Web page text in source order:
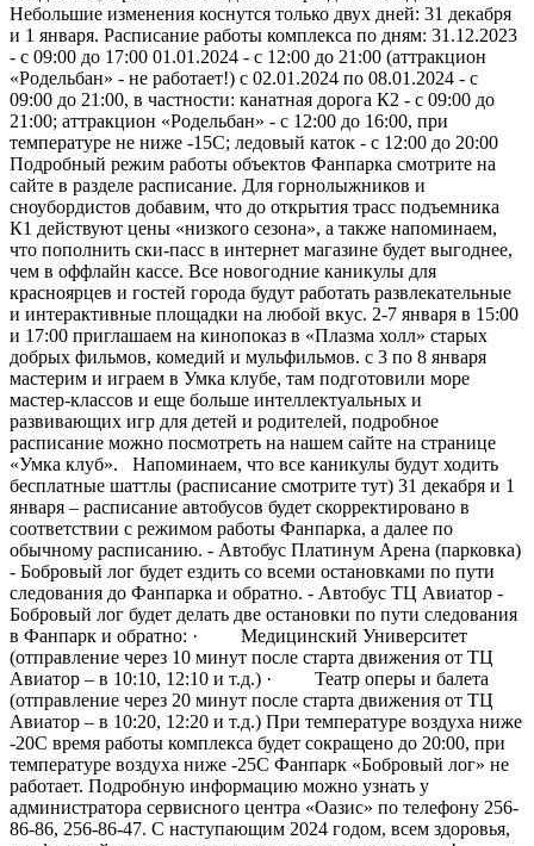
Небольшие изменения коснутся только двух дней: 31 декабря
и 1 января. Расписание работы комплекса по дням: 31.12.2023
- с 09:00 до 17:00 01.01.2024 - с 12:00 до 21:00 (аттракцион
«Родельбан» - не работает!) с 02.01.2024 по 08.01.2024 - с
09:00 до 21:00, в частности: канатная дорога К2 - с 09:00 до
21:00; аттракцион «Родельбан» - с 12:00 до 16:00, при
температуре не ниже -15С; ледовый каток - с 12:00 до 20:00
Подробный режим работы объектов Фанпарка смотрите на
сайте в разделе расписание. Для горнолыжников и
сноубордистов добавим, что до открытия трасс подъемника
К1 действуют цены «низкого сезона», а также напоминаем,
что пополнить ски-пасс в интернет магазине будет выгоднее,
чем в оффлайн кассе. Все новогодние каникулы для
красноярцев и гостей города будут работать развлекательные
и интерактивные площадки на любой вкус. 2-7 января в 15:00
и 17:00 приглашаем на кинопоказ в «Плазма холл» старых
добрых фильмов, комедий и мульфильмов. с 3 по 8 января
мастерим и играем в Умка клубе, там подготовили море
мастер-классов и еще больше интеллектуальных и
развивающих игр для детей и родителей, подробное
расписание можно посмотреть на нашем сайте на странице
«Умка клуб». Напоминаем, что все каникулы будут ходить
бесплатные шаттлы (расписание смотрите тут) 31 декабря и 1
января – расписание автобусов будет скорректировано в
соответствии с режимом работы Фанпарка, а далее по
обычному расписанию. - Автобус Платинум Арена (парковка)
- Бобровый лог будет ездить со всеми остановками по пути
следования до Фанпарка и обратно. - Автобус ТЦ Авиатор -
Бобровый лог будет делать две остановки по пути следования
в Фанпарк и обратно: · Медицинский Университет
(отправление через 10 минут после старта движения от ТЦ
Авиатор – в 10:10, 12:10 и т.д.) · Театр оперы и балета
(отправление через 20 минут после старта движения от ТЦ
Авиатор – в 10:20, 12:20 и т.д.) При температуре воздуха ниже
-20С время работы комплекса будет сокращено до 20:00, при
температуре воздуха ниже -25С Фанпарк «Бобровый лог» не
работает. Подробную информацию можно узнать у
администратора сервисного центра «Оазис» по телефону 256-
86-86, 256-86-47. С наступающим 2024 годом, всем здоровья,